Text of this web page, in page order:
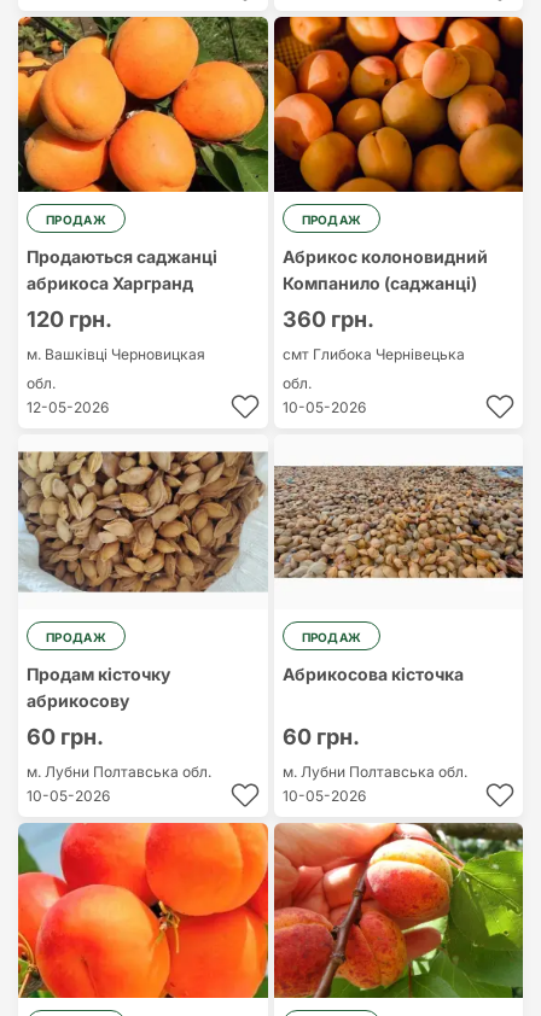
ПРОДАЖ
Продаються саджанці
абрикоса Харгранд
120 грн.
м. Вашківці Черновицкая
обл.
12-05-2026
ПРОДАЖ
Абрикос колоновидний
Компанило (саджанці)
360 грн.
смт Глибока Чернівецька
обл.
10-05-2026
ПРОДАЖ
Продам кісточку
абрикосову
60 грн.
м. Лубни Полтавська обл.
10-05-2026
ПРОДАЖ
Абрикосова кісточка
60 грн.
м. Лубни Полтавська обл.
10-05-2026